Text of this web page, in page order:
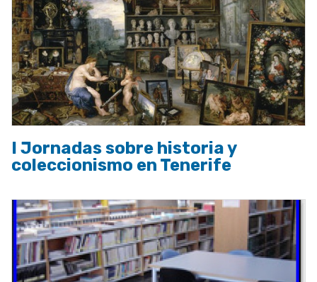
I Jornadas sobre historia y
coleccionismo en Tenerife